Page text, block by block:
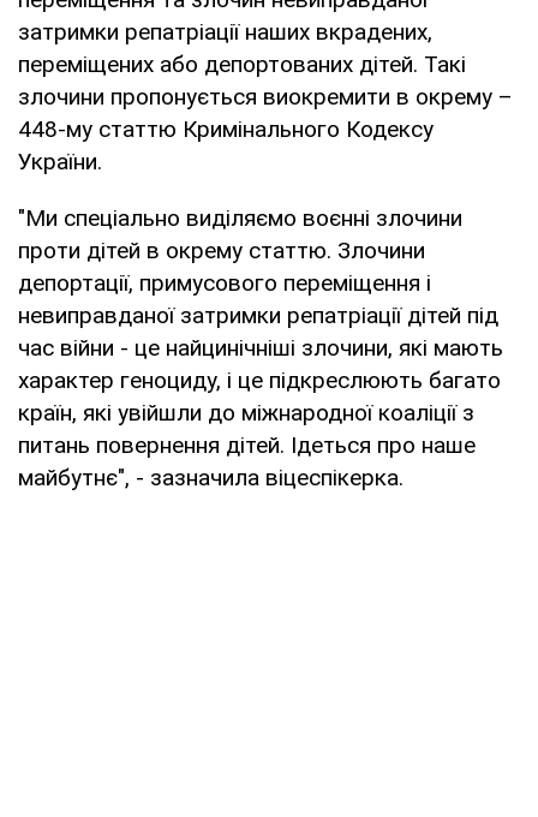
затримки репатріації наших вкрадених,
переміщених або депортованих дітей. Такі
злочини пропонується виокремити в окрему –
448-му статтю Кримінального Кодексу
України.
"Ми спеціально виділяємо воєнні злочини
проти дітей в окрему статтю. Злочини
депортації, примусового переміщення і
невиправданої затримки репатріації дітей під
час війни - це найцинічніші злочини, які мають
характер геноциду, і це підкреслюють багато
країн, які увійшли до міжнародної коаліції з
питань повернення дітей. Ідеться про наше
майбутнє", - зазначила віцеспікерка.